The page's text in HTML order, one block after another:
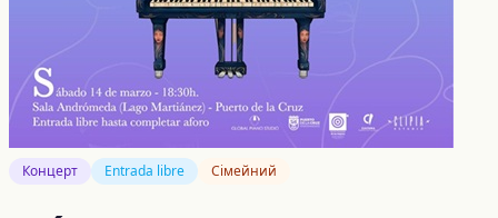
Концерт Entrada libre Сімейний